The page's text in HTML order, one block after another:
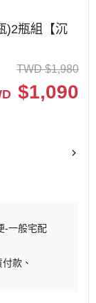
)2瓶組【沉
TWD $1,980
$1,090
-一般宅配
付款